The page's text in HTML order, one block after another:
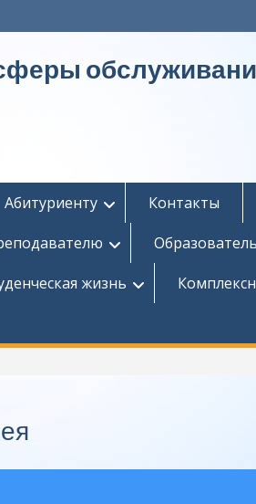
Абитуриенту Контакты
жизнь